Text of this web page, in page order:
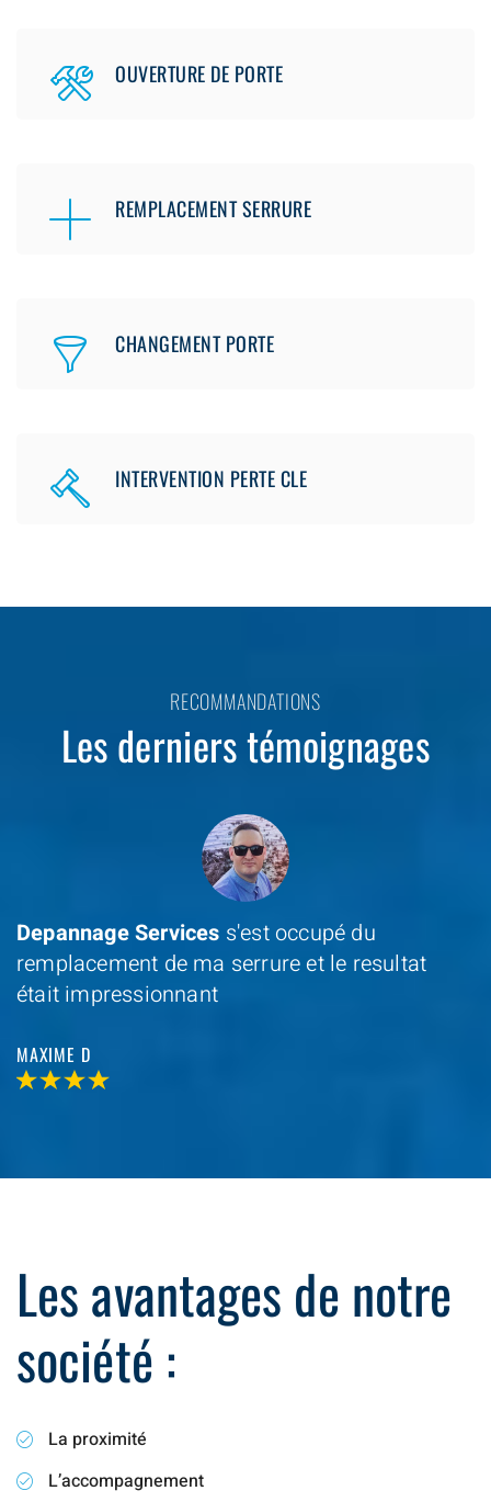
OUVERTURE DE PORTE
REMPLACEMENT SERRURE
CHANGEMENT PORTE
INTERVENTION PERTE CLE
RECOMMANDATIONS
Les derniers témoignages
Depannage Services s'est occupé du
remplacement de ma serrure et le resultat
était impressionnant
MAXIME D
Les avantages de notre
société :
La proximité
L’accompagnement